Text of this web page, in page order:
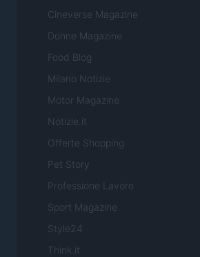
Cineverse Magazine
Donne Magazine
Food Blog
Milano Notizie
Motor Magazine
Notizie.it
Offerte Shopping
Pet Story
Professione Lavoro
Sport Magazine
Style24
Think.it